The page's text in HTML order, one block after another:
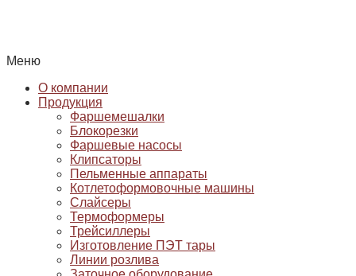
Меню
О компании
Продукция
Фаршемешалки
Блокорезки
Фаршевые насосы
Клипсаторы
Пельменные аппараты
Котлетоформовочные машины
Слайсеры
Термоформеры
Трейсиллеры
Изготовление ПЭТ тары
Линии розлива